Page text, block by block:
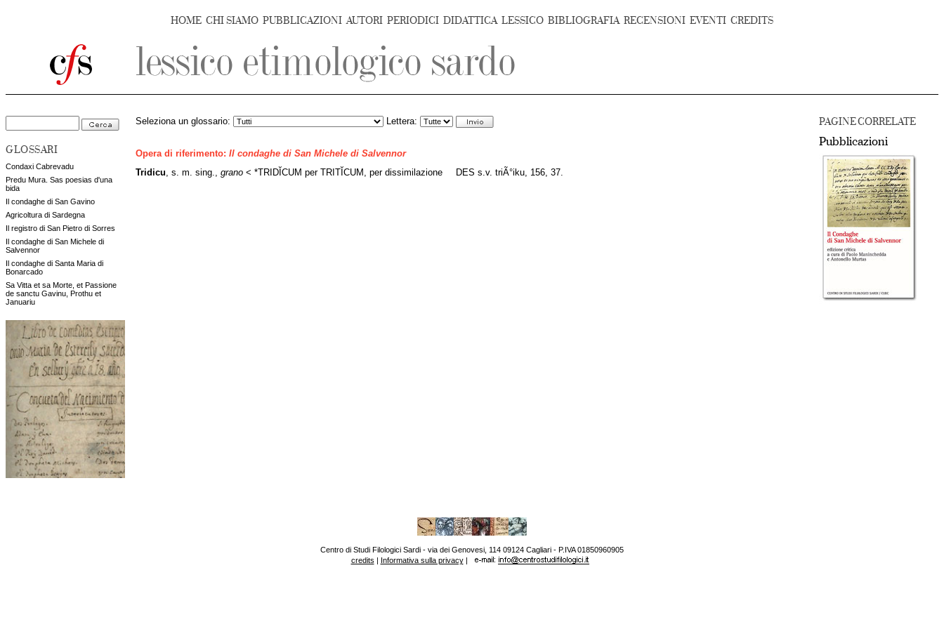
HOME CHI SIAMO PUBBLICAZIONI AUTORI PERIODICI DIDATTICA LESSICO BIBLIOGRAFIA RECENSIONI EVENTI CREDITS
GLOSSARI
Condaxi Cabrevadu
Predu Mura. Sas poesias d'una
bida
Il condaghe di San Gavino
Agricoltura di Sardegna
Il registro di San Pietro di Sorres
Il condaghe di San Michele di
Salvennor
Il condaghe di Santa Maria di
Bonarcado
Sa Vitta et sa Morte, et Passione
de sanctu Gavinu, Prothu et
Januariu
PAGINE CORRELATE
Pubblicazioni
Seleziona un glossario: Lettera:
Opera di riferimento: Il condaghe di San Michele di Salvennor
Tridicu , s. m. sing., grano < *TRIDĬCUM per TRITĬCUM, per dissimilazione DES s.v. triÃ°iku, 156, 37.
Centro di Studi Filologici Sardi - via dei Genovesi, 114 09124 Cagliari - P.IVA 01850960905
credits | Informativa sulla privacy|